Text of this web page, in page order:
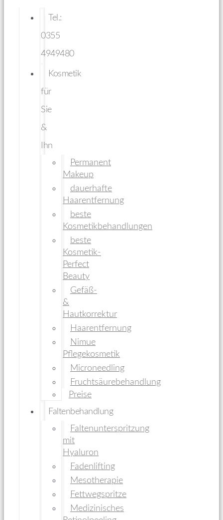
Tel.:
0355
4949480
Kosmetik
für
Sie
&
Ihn
Permanent
Makeup
dauerhafte
Haarentfernung
beste
Kosmetikbehandlungen
beste
Kosmetik-
Perfect
Beauty
Gefäß-
&
Hautkorrektur
Haarentfernung
Nimue
Pflegekosmetik
Microneedling
Fruchtsäurebehandlung
Preise
Faltenbehandlung
Faltenunterspritzung
mit
Hyaluron
Fadenlifting
Mesotherapie
Fettwegspritze
Medizinisches